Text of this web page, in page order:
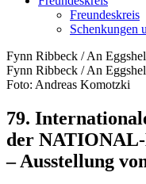
Freundeskreis
Schenkungen
Fynn Ribbeck / An
Fynn Ribbeck / An
Foto: Andreas Komotzki
79.
der
– Ausstellung